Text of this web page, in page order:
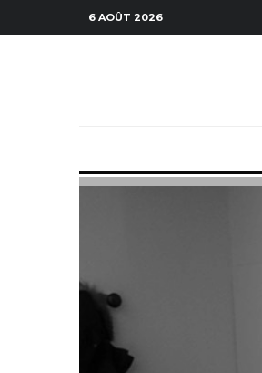
6 AOÛT 2026